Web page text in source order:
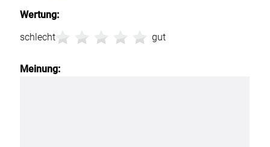
Wertung:
schlecht
gut
Meinung: